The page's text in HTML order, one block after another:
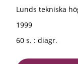
Lunds tekniska
1999
60 s. : diagr.